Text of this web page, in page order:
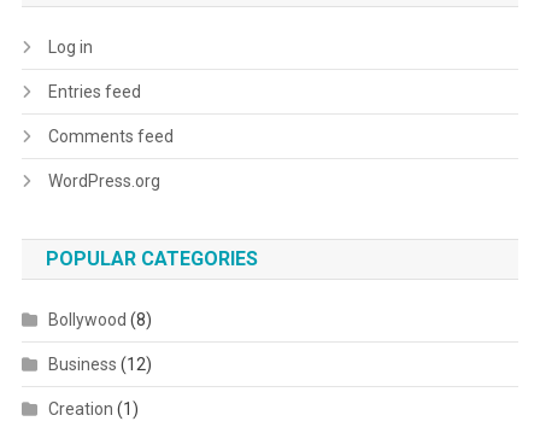
Log in
Entries feed
Comments feed
WordPress.org
POPULAR CATEGORIES
Bollywood (8)
Business (12)
Creation (1)